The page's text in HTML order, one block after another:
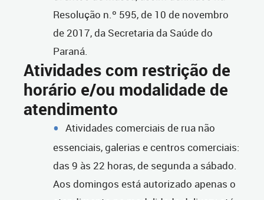
Resolução n.º 595, de 10 de novembro
de 2017, da Secretaria da Saúde do
Paraná.
Atividades com restrição de
horário e/ou modalidade de
atendimento
Atividades comerciais de rua não
essenciais, galerias e centros comerciais:
das 9 às 22 horas, de segunda a sábado.
Aos domingos está autorizado apenas o